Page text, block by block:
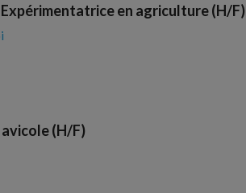
en agriculture (H/F)
(H/F)